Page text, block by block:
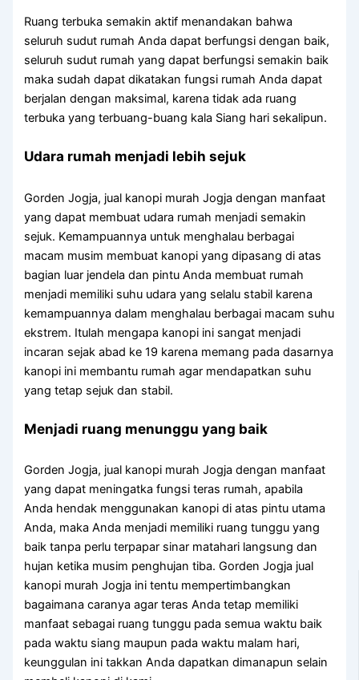
Ruang terbuka semakin aktif menandakan bahwa
seluruh sudut rumah Anda dapat berfungsi dengan baik,
seluruh sudut rumah yang dapat berfungsi semakin baik
maka sudah dapat dikatakan fungsi rumah Anda dapat
berjalan dengan maksimal, karena tidak ada ruang
terbuka yang terbuang-buang kala Siang hari sekalipun.
Udara rumah menjadi lebih sejuk
Gorden Jogja, jual kanopi murah Jogja dengan manfaat
yang dapat membuat udara rumah menjadi semakin
sejuk. Kemampuannya untuk menghalau berbagai
macam musim membuat kanopi yang dipasang di atas
bagian luar jendela dan pintu Anda membuat rumah
menjadi memiliki suhu udara yang selalu stabil karena
kemampuannya dalam menghalau berbagai macam suhu
ekstrem. Itulah mengapa kanopi ini sangat menjadi
incaran sejak abad ke 19 karena memang pada dasarnya
kanopi ini membantu rumah agar mendapatkan suhu
yang tetap sejuk dan stabil.
Menjadi ruang menunggu yang baik
Gorden Jogja, jual kanopi murah Jogja dengan manfaat
yang dapat meningatka fungsi teras rumah, apabila
Anda hendak menggunakan kanopi di atas pintu utama
Anda, maka Anda menjadi memiliki ruang tunggu yang
baik tanpa perlu terpapar sinar matahari langsung dan
hujan ketika musim penghujan tiba. Gorden Jogja jual
kanopi murah Jogja ini tentu mempertimbangkan
bagaimana caranya agar teras Anda tetap memiliki
manfaat sebagai ruang tunggu pada semua waktu baik
pada waktu siang maupun pada waktu malam hari,
keunggulan ini takkan Anda dapatkan dimanapun selain